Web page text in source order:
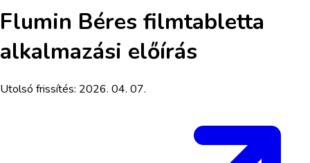
Flumin Béres filmtabletta
alkalmazási előírás
Utolsó frissítés: 2026. 04. 07.